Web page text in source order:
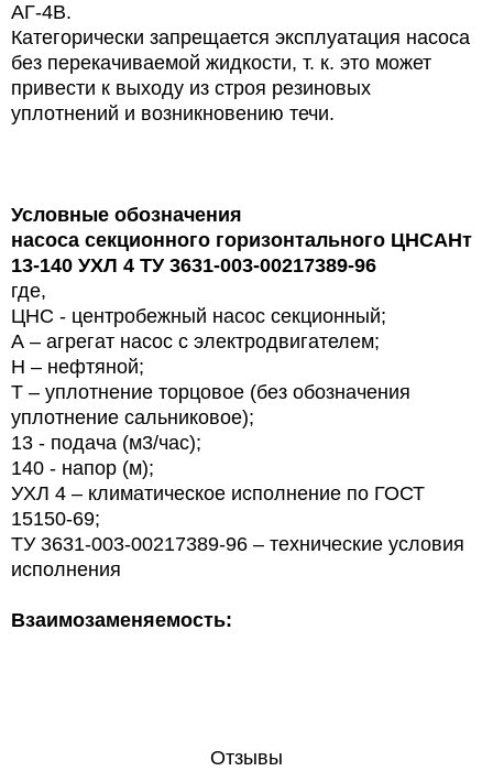
АГ-4В.
Категорически запрещается эксплуатация насоса
без перекачиваемой жидкости, т. к. это может
привести к выходу из строя резиновых
уплотнений и возникновению течи.
Условные обозначения
насоса секционного горизонтального ЦНСАНт
13-140 УХЛ 4 ТУ 3631-003-00217389-96
где,
ЦНС - центробежный насос секционный;
А – агрегат насос с электродвигателем;
Н – нефтяной;
Т – уплотнение торцовое (без обозначения
уплотнение сальниковое);
13 - подача (м3/час);
140 - напор (м);
УХЛ 4 – климатическое исполнение по ГОСТ
15150-69;
ТУ 3631-003-00217389-96 – технические условия
исполнения
Взаимозаменяемость:
Отзывы